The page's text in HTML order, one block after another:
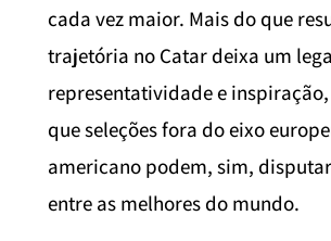
cada vez maior. Mais do que
trajetória no Catar deixa um
representatividade e
que seleções fora do eixo
americano podem, sim,
entre as melhores do mundo.